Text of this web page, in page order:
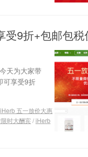
受9折+包邮包税
天为大家带
可享受9折
iHerb 五一放价大惠
时大酬宾/iHerb